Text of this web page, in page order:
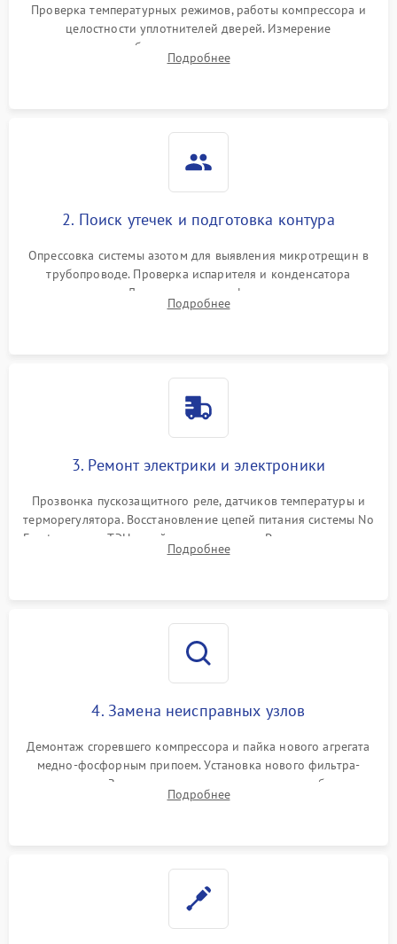
Проверка температурных режимов, работы компрессора и
целостности уплотнителей дверей. Измерение
сопротивления обмоток мотора, проверка термостата и
считывание кодов ошибок с электронного дисплея.
Подробнее
2. Поиск утечек и подготовка контура
Опрессовка системы азотом для выявления микротрещин в
трубопроводе. Проверка испарителя и конденсатора
течеискателем. Демонтаж старого фильтра-осушителя и
продувка капиллярной трубки для устранения засоров.
Подробнее
3. Ремонт электрики и электроники
Прозвонка пускозащитного реле, датчиков температуры и
терморегулятора. Восстановление цепей питания системы No
Frost, включая ТЭН оттайки и вентилятор. Ремонт или замена
платы управления при сбоях алгоритмов.
Подробнее
4. Замена неисправных узлов
Демонтаж сгоревшего компрессора и пайка нового агрегата
медно-фосфорным припоем. Установка нового фильтра-
осушителя. Замена изношенных вентиляторов обдува,
сломанных заслонок или поврежденных дверных петель.
Подробнее